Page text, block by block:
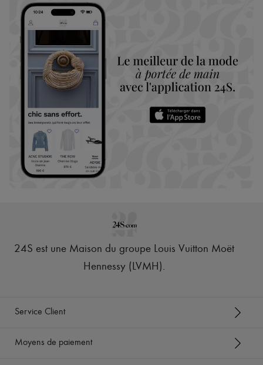
24S est une Maison du groupe Louis Vuitton Moët
Hennessy (LVMH).
Service Client
Moyens de paiement